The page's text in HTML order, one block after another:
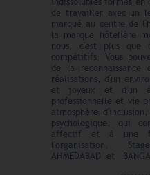
indissolubles formés en
de travailler avec un
marqué au centre de
la marque hôtelière
nous, c'est plus que
compétitifs. Vous
de la
réalisations, d'un
et joyeux et d'un
professionnelle et vie
atmosphère
psychologique, qui
affectif et à une
l'organisation. Stages
AHMEDABAD et